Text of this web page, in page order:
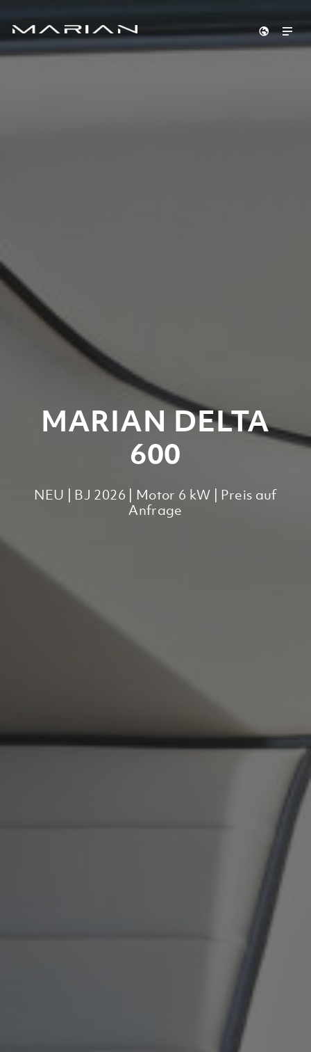
MARIAN DELTA
600
NEU | BJ 2026 | Motor 6 kW | Preis auf
Anfrage